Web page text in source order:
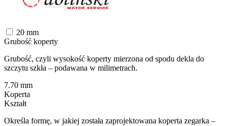
20 mm
Grubość koperty
Grubość, czyli wysokość koperty mierzona od spodu dekla do
szczytu szkła – podawana w milimetrach.
7.70 mm
Koperta
Kształt
Określa formę, w jakiej została zaprojektowana koperta zegarka –